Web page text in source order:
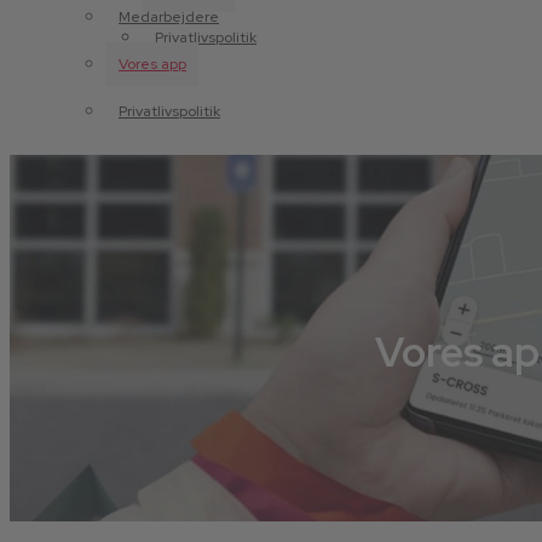
Privatlivspolitik
Medarbejdere
Vores app
Privatlivspolitik
Vores